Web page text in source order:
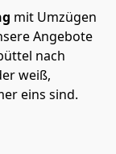
mit Umzügen
Angebote
nach
weiß,
eins sind.